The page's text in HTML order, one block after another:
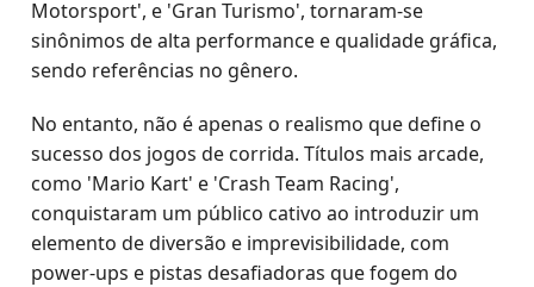
Motorsport', e 'Gran Turismo', tornaram-se
sinônimos de alta performance e qualidade gráfica,
sendo referências no gênero.
No entanto, não é apenas o realismo que define o
sucesso dos jogos de corrida. Títulos mais arcade,
como 'Mario Kart' e 'Crash Team Racing',
conquistaram um público cativo ao introduzir um
elemento de diversão e imprevisibilidade, com
power-ups e pistas desafiadoras que fogem do